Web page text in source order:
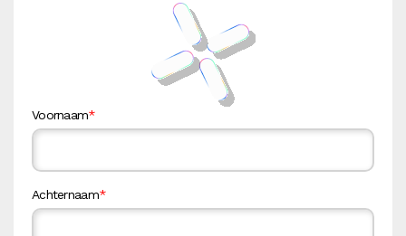
Voornaam*
Achternaam*